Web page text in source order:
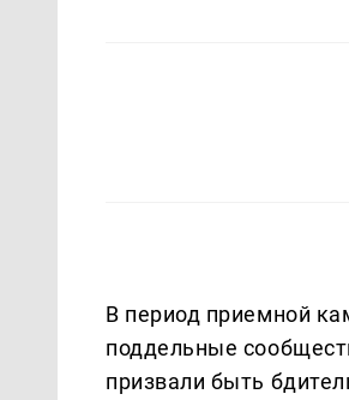
В период приемной
поддельные
призвали быть